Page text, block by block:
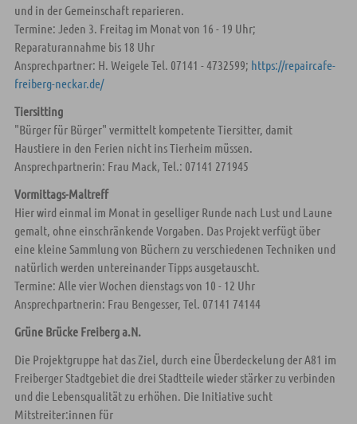
und in der Gemeinschaft reparieren.
Termine: Jeden 3. Freitag im Monat von 16 - 19 Uhr;
Reparaturannahme bis 18 Uhr
Ansprechpartner: H. Weigele Tel. 07141 - 4732599; https://repaircafe-
freiberg-neckar.de/
Tiersitting
"Bürger für Bürger" vermittelt kompetente Tiersitter, damit
Haustiere in den Ferien nicht ins Tierheim müssen.
Ansprechpartnerin: Frau Mack, Tel.: 07141 271945
Vormittags-Maltreff
Hier wird einmal im Monat in geselliger Runde nach Lust und Laune
gemalt, ohne einschränkende Vorgaben. Das Projekt verfügt über
eine kleine Sammlung von Büchern zu verschiedenen Techniken und
natürlich werden untereinander Tipps ausgetauscht.
Termine: Alle vier Wochen dienstags von 10 - 12 Uhr
Ansprechpartnerin: Frau Bengesser, Tel. 07141 74144
Grüne Brücke Freiberg a.N.
Die Projektgruppe hat das Ziel, durch eine Überdeckelung der A81 im
Freiberger Stadtgebiet die drei Stadtteile wieder stärker zu verbinden
und die Lebensqualität zu erhöhen. Die Initiative sucht
Mitstreiter:innen für